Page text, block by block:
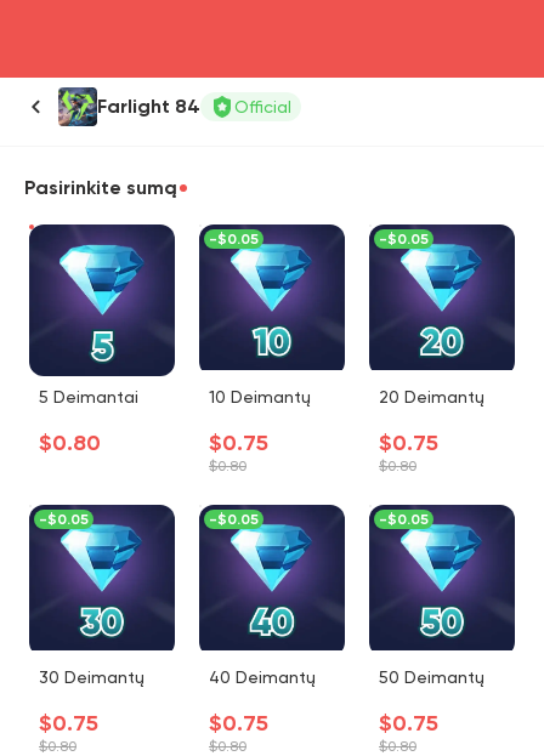
Farlight 84 Official
Pasirinkite sumą
5 Deimantai
$0.80
10 Deimantų
$0.75
$0.80
-$0.05
20 Deimantų
$0.75
$0.80
-$0.05
30 Deimantų
$0.75
$0.80
-$0.05
40 Deimantų
$0.75
$0.80
-$0.05
50 Deimantų
$0.75
$0.80
-$0.05